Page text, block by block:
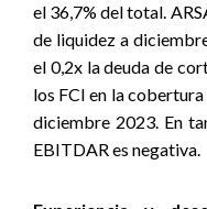
el 36,7% del total.
de liquidez a
el 0,2x la deuda de
los FCI en la
diciembre 2023. En
EBITDAR es negativa.